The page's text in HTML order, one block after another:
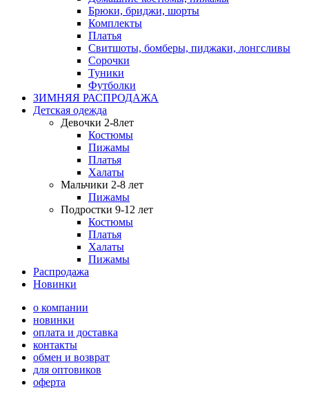
Брюки, бриджи, шорты
Комплекты
Платья
Свитшоты, бомберы, пиджаки, лонгсливы
Сорочки
Туники
Футболки
ЗИМНЯЯ РАСПРОДАЖА
Детская одежда
Девочки 2-8лет
Костюмы
Пижамы
Платья
Халаты
Мальчики 2-8 лет
Пижамы
Подростки 9-12 лет
Костюмы
Платья
Халаты
Пижамы
Распродажа
Новинки
о компании
новинки
оплата и доставка
контакты
обмен и возврат
для оптовиков
оферта